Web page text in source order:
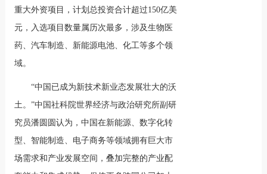
重大外资项目，计划总投资合计超过150亿美
元，入选项目数量属历次最多，涉及生物医
药、汽车制造、新能源电池、化工等多个领
域。
“中国已成为新技术新业态发展壮大的沃
土。”中国社科院世界经济与政治研究所副研
究员潘圆圆认为，中国在新能源、数字化转
型、智能制造、电子商务等领域拥有巨大市
场需求和产业发展空间，叠加完整的产业配